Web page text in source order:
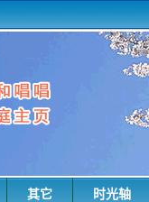
其它 时光轴